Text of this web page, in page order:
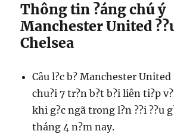
Thông tin ?áng chú ý
Manchester United
Chelsea
Câu l?c b? Manchester United
chu?i 7 tr?n b?t b?i liên ti?p
khi g?c ngã trong l?n ??i ??u
tháng 4 n?m nay.